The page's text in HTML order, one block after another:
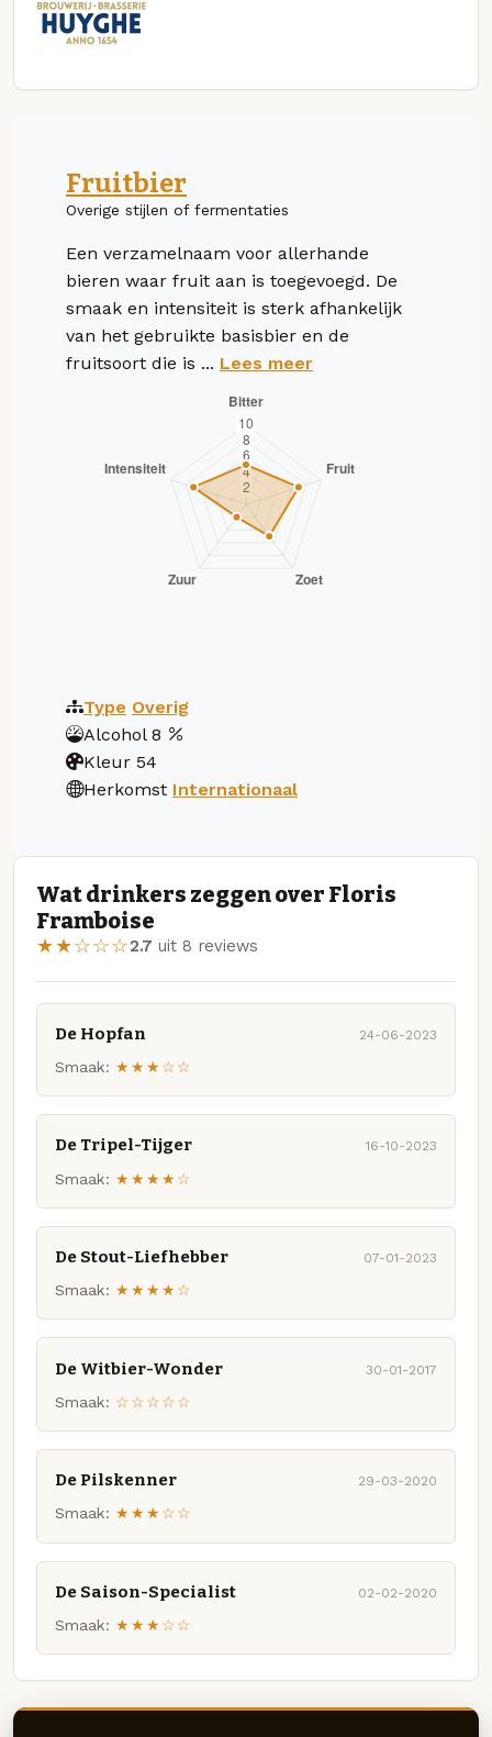
Fruitbier
Overige stijlen of fermentaties
Een verzamelnaam voor allerhande
bieren waar fruit aan is toegevoegd. De
smaak en intensiteit is sterk afhankelijk
van het gebruikte basisbier en de
fruitsoort die is ... Lees meer
Type Overig
Alcohol 8
Kleur 54
Herkomst Internationaal
Wat drinkers zeggen over Floris
Framboise
★★☆☆☆2.7 uit 8 reviews
De Hopfan 24-06-2023
Smaak: ★★★☆☆
De Tripel-Tijger 16-10-2023
Smaak: ★★★★☆
De Stout-Liefhebber 07-01-2023
Smaak: ★★★★☆
De Witbier-Wonder 30-01-2017
Smaak: ☆☆☆☆☆
De Pilskenner 29-03-2020
Smaak: ★★★☆☆
De Saison-Specialist 02-02-2020
Smaak: ★★★☆☆